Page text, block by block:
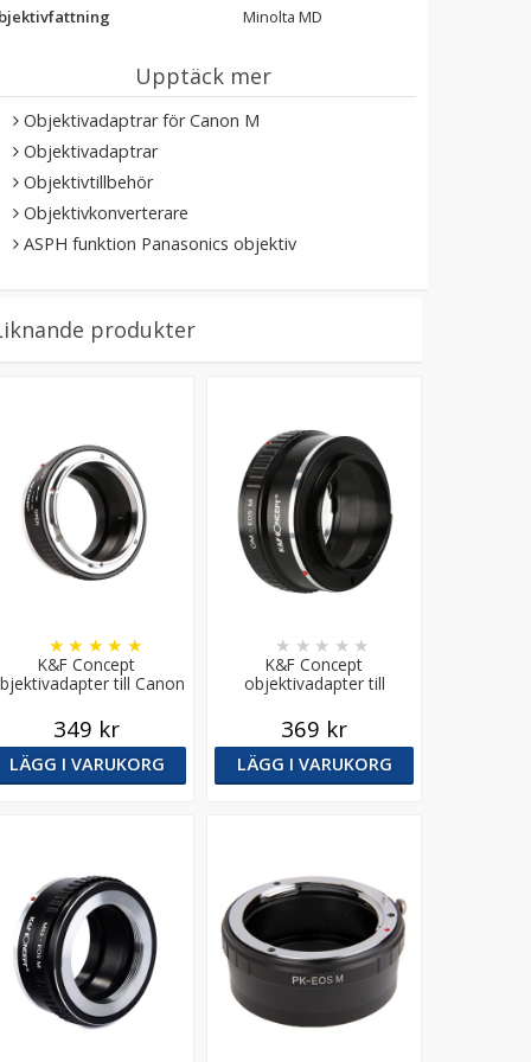
Minolta MD
Upptäck mer
Objektivadaptrar för Canon M
Objektivadaptrar
Objektivtillbehör
Objektivkonverterare
ASPH funktion Panasonics objektiv
produkter
K&F Concept
till Canon
objektiv för Canon M
kamera
★ ★ ★ ★ ★
349 kr
LÄGG I VARUKORG
K&F Concept
objektivadapter till
Olympus OM objektiv för
Canon M kamerahus
★ ★ ★ ★ ★
369 kr
LÄGG I VARUKORG